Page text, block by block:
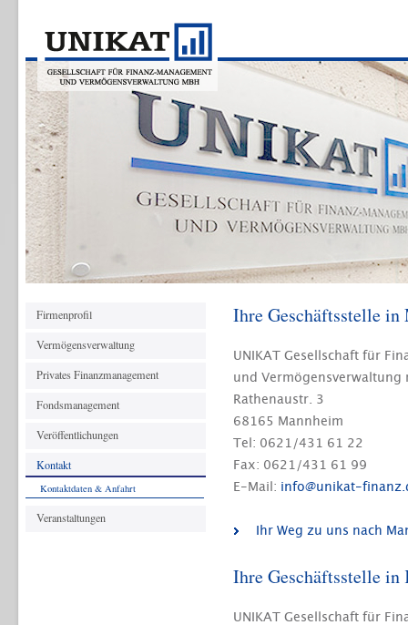
Firmenprofil
Vermögensverwaltung
Privates Finanzmanagement
Fondsmanagement
Veröffentlichungen
Kontakt
Kontaktdaten & Anfahrt
Veranstaltungen
Ihre Geschäftsstelle in
UNIKAT Gesellschaft für
und Vermögensverwaltung
Rathenaustr. 3
68165 Mannheim
Tel: 0621/431 61 22
Fax: 0621/431 61 99
E-Mail: info@unikat-
Ihr Weg zu uns nach
Ihre Geschäftsstelle in
UNIKAT Gesellschaft für